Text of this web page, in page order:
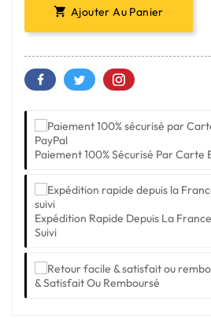
 Ajouter Au Panier
Paiement 100% Sécurisé Par Carte
Expédition Rapide Depuis La
Suivi
& Satisfait Ou Remboursé